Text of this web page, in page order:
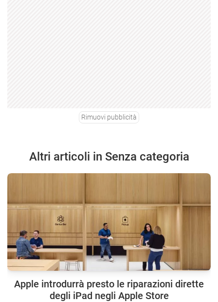
Rimuovi pubblicità
Altri articoli in Senza categoria
Apple introdurrà presto le riparazioni dirette
degli iPad negli Apple Store